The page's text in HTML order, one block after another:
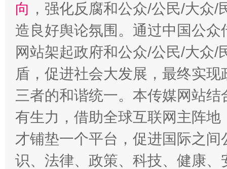
向 ，强化反腐和公众/公民/大众
造良好舆论氛围。通过中国公
网站架起政府和公众/公民/大众
盾，促进社会大发展，最终实
三者的和谐统一。本传媒网站
有生力，借助全球互联网主阵
才铺垫一个平台，促进国际之
识、法律、政策、科技、健康